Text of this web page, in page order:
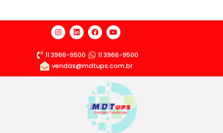
11 3966-9500
11 3966-9500
vendas@mdtups.com.br